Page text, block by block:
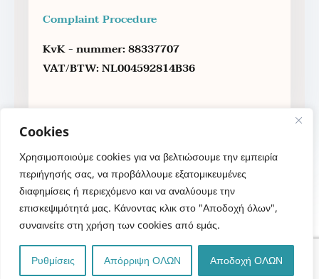
Cookies
Χρησιμοποιούμε cookies για να βελτιώσουμε την εμπειρία
περιήγησής σας, να προβάλλουμε εξατομικευμένες
διαφημίσεις ή περιεχόμενο και να αναλύουμε την
επισκεψιμότητά μας. Κάνοντας κλικ στο "Αποδοχή όλων",
συναινείτε στη χρήση των cookies από εμάς.
Ρυθμίσεις Απόρριψη ΟΛΩΝ Αποδοχή ΟΛΩΝ
Complaint Procedure
KvK - nummer: 88337707
VAT/BTW: NL004592814B36
Copyright 2023 - Therapy Sofa - Anna Maria
Sakellariou - Psychologist MSc. All rights
reserved
. | Powered byNORTHBRIDGE